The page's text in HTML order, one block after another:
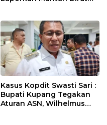
Kasus Kopdit Swasti Sari :
Bupati Kupang Tegakan
Aturan ASN, Wilhelmus